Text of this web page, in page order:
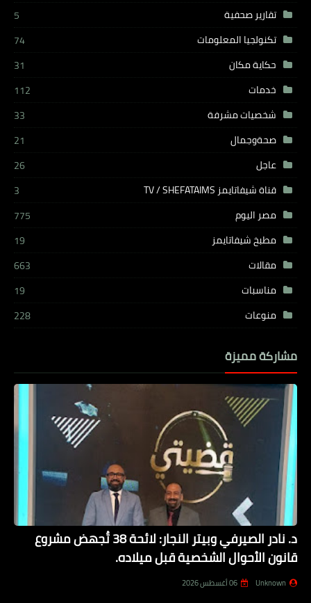
تقارير صحفية
5
تكنولجيا المعلومات
74
حكاية مكان
31
خدمات
112
شخصيات مشرفة
33
صحةوجمال
21
عاجل
26
قناة شيفاتايمز TV / SHEFATAIMS
3
مصر اليوم
775
مطبخ شيفاتايمز
19
مقالات
663
مناسبات
19
منوعات
228
مشاركة مميزة
د. نادر الصيرفي وبيتر النجار: لائحة 38 تُجهض مشروع
قانون الأحوال الشخصية قبل ميلاده.
Unknown 06 أغسطس 2026